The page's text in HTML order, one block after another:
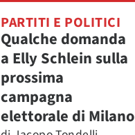
PARTITI E POLITICI
Qualche domanda
a Elly Schlein sulla
prossima
campagna
elettorale di Milano